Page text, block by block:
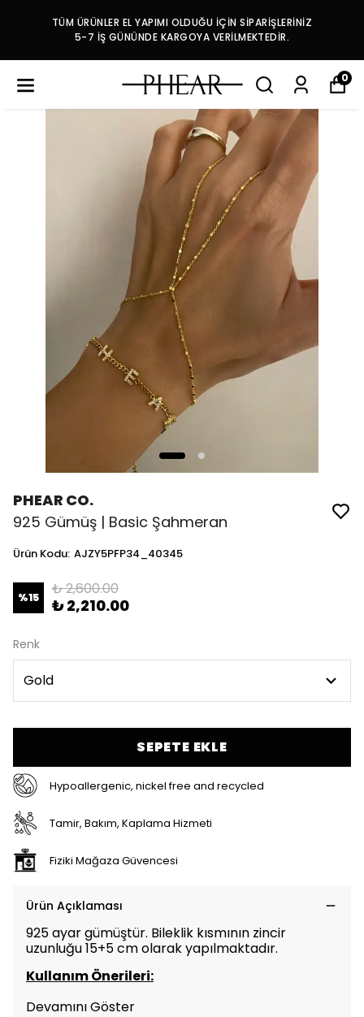
TÜM ÜRÜNLER EL YAPIMI OLDUĞU İÇİN SİPARİŞLERİNİZ
5-7 İŞ GÜNÜNDE KARGOYA VERİLMEKTEDİR.
0
PHEAR CO.
925 Gümüş | Basic Şahmeran
Ürün Kodu: AJZY5PFP34_40345
%15 ₺ 2,600.00
₺ 2,210.00
Renk
SEPETE EKLE
Hypoallergenic, nickel free and recycled
Tamir, Bakım, Kaplama Hizmeti
Fiziki Mağaza Güvencesi
Ürün Açıklaması
925 ayar gümüştür. Bileklik kısmının zincir
uzunluğu 15+5 cm olarak yapılmaktadır.
Kullanım Önerileri:
Devamını Göster